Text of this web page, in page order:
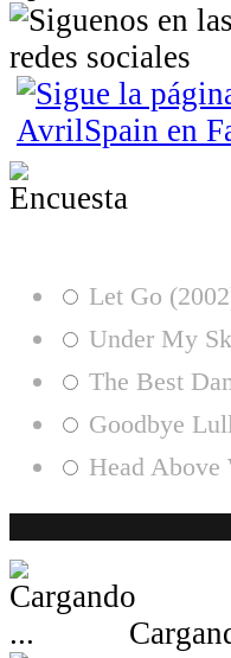
Let Go
Under My
The Best
Goodbye
Head Above